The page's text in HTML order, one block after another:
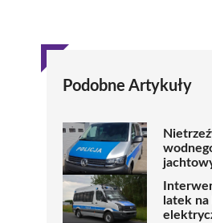
Podobne Artykuły
latek